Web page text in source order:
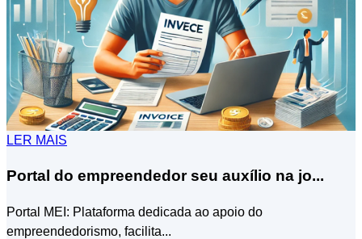
LER MAIS
Portal do empreendedor seu auxílio na jo...
Portal MEI: Plataforma dedicada ao apoio do
empreendedorismo, facilita...